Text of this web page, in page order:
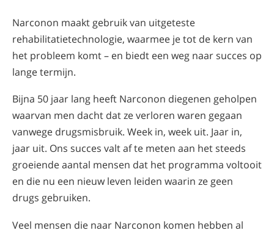
Zweeds
Chinees
Oekraïens
Kroatisch
Turks
Narconon maakt gebruik van uitgeteste
rehabilitatietechnologie, waarmee je tot de kern van
het probleem komt – en biedt een weg naar succes op
lange termijn.
Bijna 50 jaar lang heeft Narconon diegenen geholpen
waarvan men dacht dat ze verloren waren gegaan
vanwege drugsmisbruik. Week in, week uit. Jaar in,
jaar uit. Ons succes valt af te meten aan het steeds
groeiende aantal mensen dat het programma voltooit
en die nu een nieuw leven leiden waarin ze geen
drugs gebruiken.
Veel mensen die naar Narconon komen hebben al